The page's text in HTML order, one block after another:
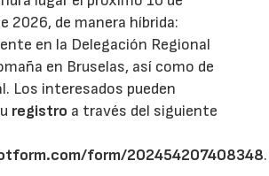
2026, de manera híbrida:
en la Delegación Regional
en Bruselas, así como de
Los interesados pueden
registro a través del siguiente
form/202454207408348.